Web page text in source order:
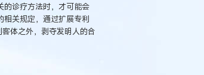
的诊疗方法时，才可能会
相关规定，通过扩展专利
体之外，剥夺发明人的合